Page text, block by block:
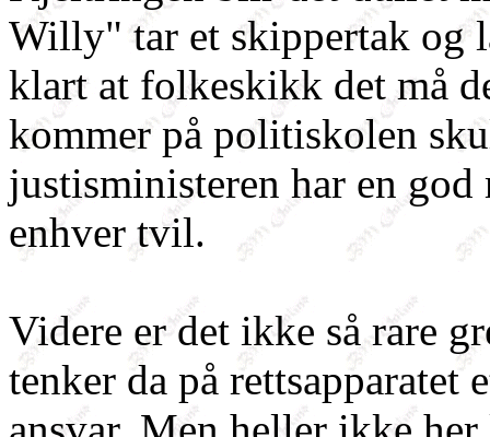
Willy" tar et skippertak og
klart at folkeskikk det må
kommer på politiskolen
justisministeren har en
enhver tvil.
Videre er det ikke så rare
tenker da på